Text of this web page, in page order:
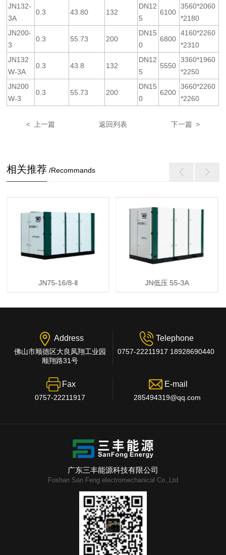
JN132-
3A
0.3 43.80 132
DN12
5
6100
3560*2060
*2180
JN200-
3
0.3 55.73 200
DN15
0
6800
4160*2260
*2310
JN132
W-3A
0.3 43.8 132
DN12
5
5550
3360*1960
*2250
JN200
W-3
0.3 55.73 200
DN15
0
6200
3660*2260
*2260
< 上一篇 返回列表 下一篇 >
相关推荐 /Recommands
JN75-16/8-Ⅱ JN低压 55-3A
Address
佛山市顺德区大良凤翔工业园
顺翔路31号
Telephone
0757-22211917 18928690440
Fax
0757-22211917
E-mail
285494319@qq.com
广东三丰能源科技有限公司
Foshan San Feng electromechanical Co.,Ltd